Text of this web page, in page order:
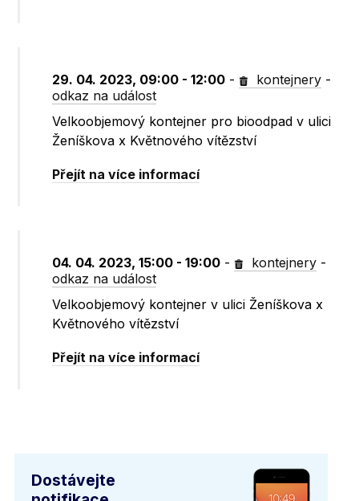
29. 04. 2023, 09:00 - 12:00 - kontejnery -
odkaz na událost
Velkoobjemový kontejner pro bioodpad v ulici
Ženíškova x Květnového vítězství
Přejít na více informací
04. 04. 2023, 15:00 - 19:00 - kontejnery -
odkaz na událost
Velkoobjemový kontejner v ulici Ženíškova x
Květnového vítězství
Přejít na více informací
Dostávejte